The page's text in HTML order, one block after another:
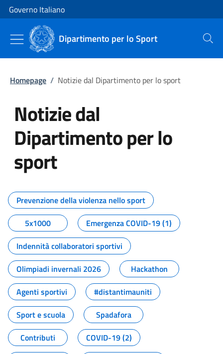
Vai al contenuto
Vai alla navigazione del sito
Governo Italiano
Dipartimento per lo Sport Cerca
Homepage / Notizie dal Dipartimento per lo sport
Notizie dal
Dipartimento per lo
sport
Tutti i contenuti della pagina
Prevenzione della violenza nello sport
5x1000
Emergenza COVID-19 (1)
Indennità collaboratori sportivi
Olimpiadi invernali 2026
Hackathon
Agenti sportivi
#distantimauniti
Sport e scuola
Spadafora
Contributi
COVID-19 (2)